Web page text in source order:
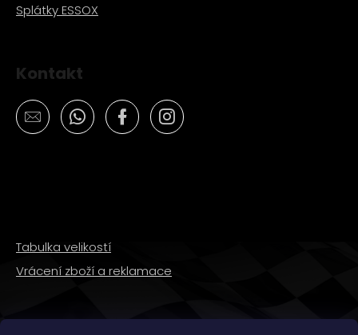
Splátky ESSOX
Kontakt
Tabulka velikostí
Vrácení zboží a reklamace